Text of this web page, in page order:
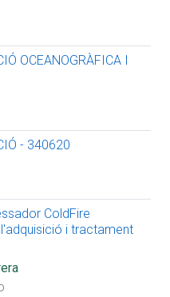
OCEANOGRÀFICA I
- 340620
ColdFire
i tractament